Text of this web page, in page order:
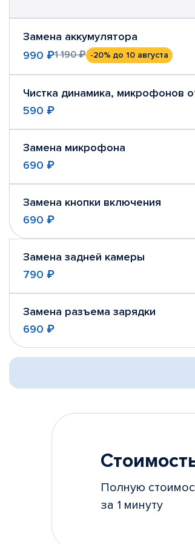
Замена аккумулятора
990 ₽1 190 ₽ -20% до 10 августа
Чистка динамика, микрофонов
590 ₽
Замена микрофона
690 ₽
Замена кнопки включения
690 ₽
Замена задней камеры
790 ₽
Замена разъема зарядки
690 ₽
Полную
за 1 минуту